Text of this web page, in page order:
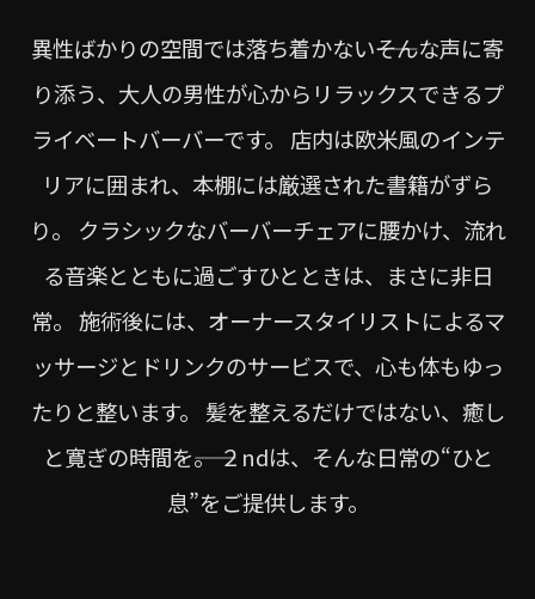
異性ばかりの空間では落ち着かない――そんな声に寄
り添う、大人の男性が心からリラックスできるプ
ライベートバーバーです。 店内は欧米風のインテ
リアに囲まれ、本棚には厳選された書籍がずら
り。 クラシックなバーバーチェアに腰かけ、流れ
る音楽とともに過ごすひとときは、まさに非日
常。 施術後には、オーナースタイリストによるマ
ッサージとドリンクのサービスで、心も体もゆっ
たりと整います。 髪を整えるだけではない、癒し
と寛ぎの時間を――。 ２ndは、そんな日常の“ひと
息”をご提供します。